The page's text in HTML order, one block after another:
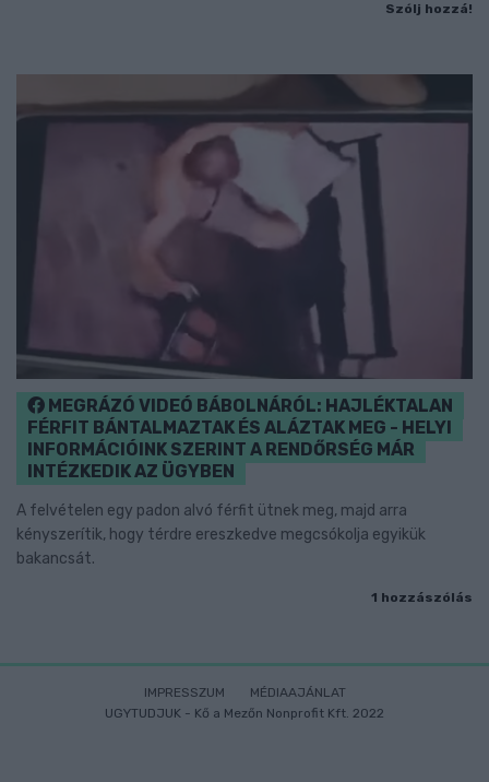
Szólj hozzá!
MEGRÁZÓ VIDEÓ BÁBOLNÁRÓL: HAJLÉKTALAN
FÉRFIT BÁNTALMAZTAK ÉS ALÁZTAK MEG - HELYI
INFORMÁCIÓINK SZERINT A RENDŐRSÉG MÁR
INTÉZKEDIK AZ ÜGYBEN
A felvételen egy padon alvó férfit ütnek meg, majd arra
kényszerítik, hogy térdre ereszkedve megcsókolja egyikük
bakancsát.
1 hozzászólás
IMPRESSZUM
MÉDIAAJÁNLAT
UGYTUDJUK - Kő a Mezőn Nonprofit Kft. 2022